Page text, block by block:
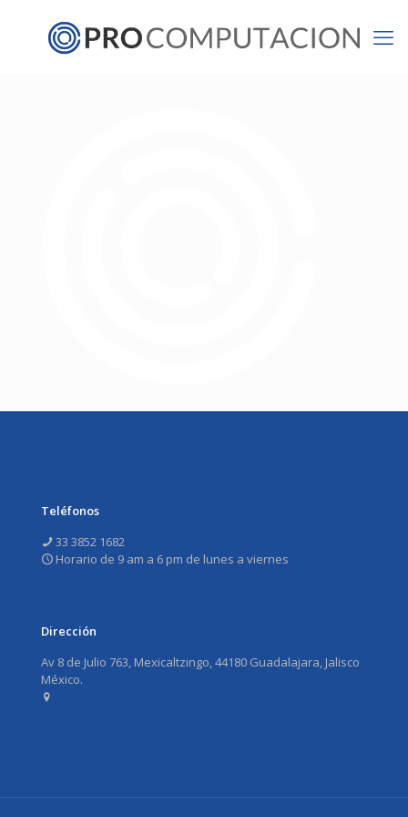
Teléfonos
33 3852 1682
Horario de 9 am a 6 pm de lunes a viernes
Dirección
Av 8 de Julio 763, Mexicaltzingo, 44180 Guadalajara, Jalisco
México.